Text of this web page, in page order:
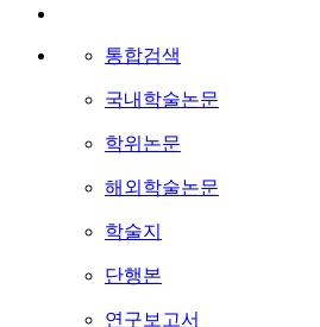
통합검색
국내학술논문
학위논문
해외학술논문
학술지
단행본
연구보고서